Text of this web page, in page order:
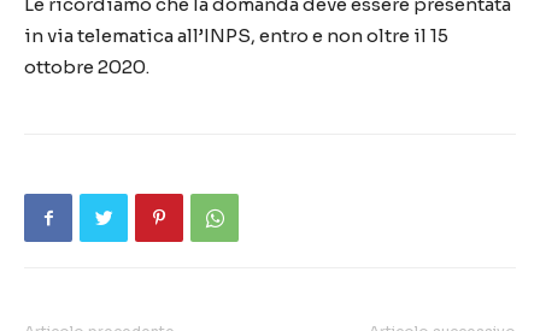
in via telematica all’INPS, entro e non oltre il 15
ottobre 2020.